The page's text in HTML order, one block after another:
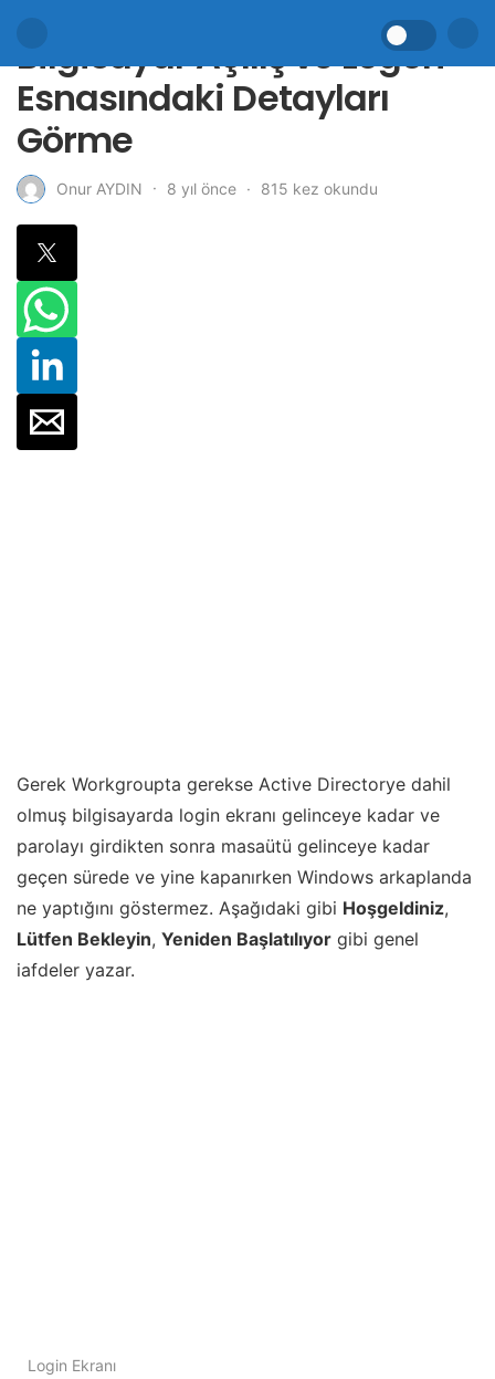
Bilgisayar Açılış ve Logon
Esnasındaki Detayları
Görme
Onur AYDIN 8 yıl önce 815 kez okundu
Gerek Workgroupta gerekse Active Directorye dahil
olmuş bilgisayarda login ekranı gelinceye kadar ve
parolayı girdikten sonra masaütü gelinceye kadar
geçen sürede ve yine kapanırken Windows arkaplanda
ne yaptığını göstermez. Aşağıdaki gibi Hoşgeldiniz,
Lütfen Bekleyin, Yeniden Başlatılıyor gibi genel
iafdeler yazar.
Login Ekranı